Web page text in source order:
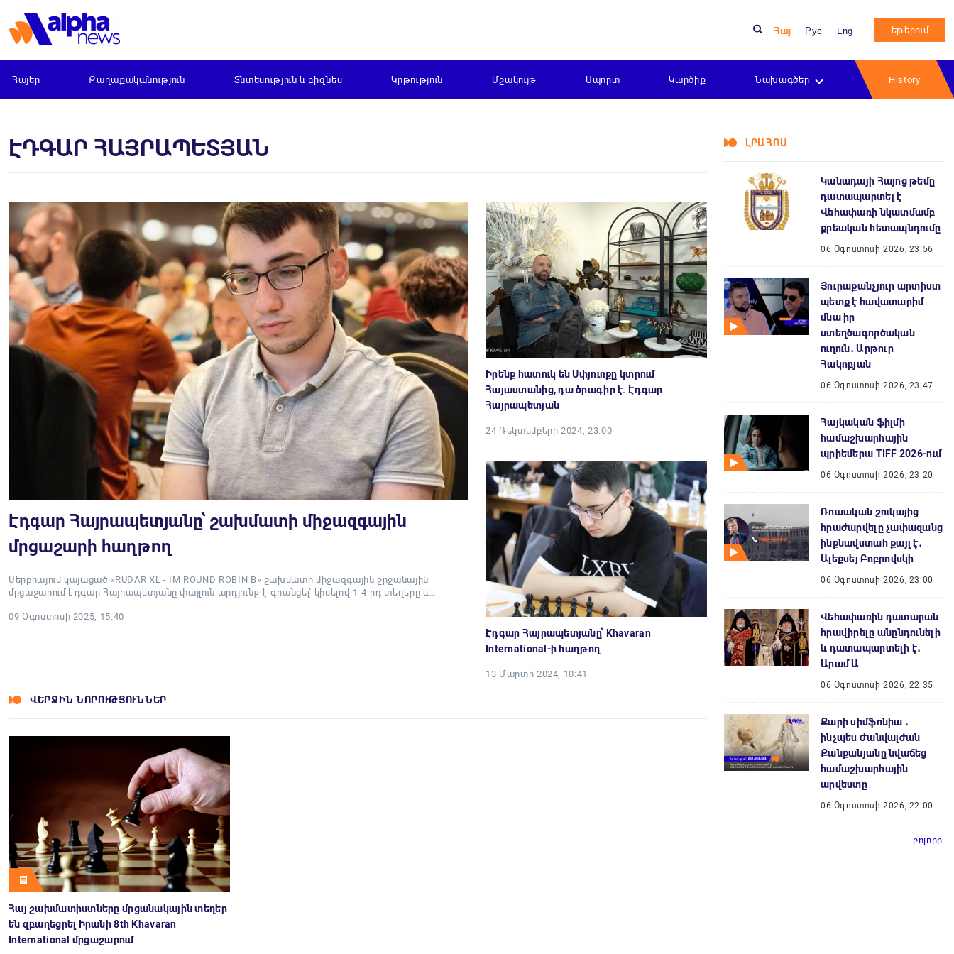
Հայ Рус Eng եթերում
Հայեր Քաղաքականություն Տնտեսություն և բիզնես Կրթություն Մշակույթ Սպորտ Կարծիք Նախագծեր History
ԷԴԳԱՐ ՀԱՅՐԱՊԵՏՅԱՆ
Էդգար Հայրապետյանը՝ շախմատի միջազգային
մրցաշարի հաղթող
Սերբիայում կայացած «RUDAR XL - IM ROUND ROBIN B» շախմատի միջազգային շրջանային
մրցաշարում Էդգար Հայրապետյանը փայլուն արդյունք է գրանցել՝ կիսելով 1-4-րդ տեղերը և…
09 Օգոստոսի 2025, 15:40
Իրենք հատուկ են Սփյուռքը կտրում
Հայաստանից, դա ծրագիր է. Էդգար
Հայրապետյան
24 Դեկտեմբերի 2024, 23:00
Էդգար Հայրապետյանը՝ Khavaran
International-ի հաղթող
13 Մարտի 2024, 10:41
ՎԵՐՋԻՆ ՆՈՐՈՒԹՅՈՒՆՆԵՐ
Հայ շախմատիստները մրցանակային տեղեր
են զբաղեցրել Իրանի 8th Khavaran
International մրցաշարում
ԼՐԱՀՈՍ
Կանադայի Հայոց թեմը
դատապարտել է
Վեհափառի նկատմամբ
քրեական հետապնդումը
06 Օգոստոսի 2026, 23:56
Յուրաքանչյուր արտիստ
պետք է հավատարիմ
մնա իր
ստեղծագործական
ուղուն․ Արթուր
Հակոբյան
06 Օգոստոսի 2026, 23:47
Հայկական ֆիլմի
համաշխարհային
պրիեմերա TIFF 2026-ում
06 Օգոստոսի 2026, 23:20
Ռուսական շուկայից
հրաժարվելը չափազանց
ինքնավստահ քայլ է․
Ալեքսեյ Բոբրովսկի
06 Օգոստոսի 2026, 23:00
Վեհափառին դատարան
հրավիրելը անընդունելի
և դատապարտելի է․
Արամ Ա
06 Օգոստոսի 2026, 22:35
Քարի սիմֆոնիա ․
ինչպես Ժանվալժան
Քանքանյանը նվաճեց
համաշխարհային
արվեստը
06 Օգոստոսի 2026, 22:00
բոլորը